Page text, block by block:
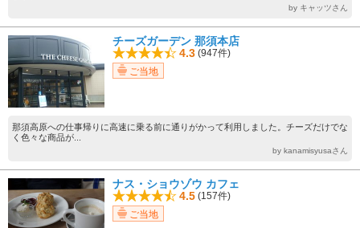
by キャッツさん
チーズガーデン 那須本店
4.3 (947件)
ご当地
那須高原への仕事帰りに高速に乗る前に通りがかって利用しました。チーズだけでな
く色々な商品が...
by kanamisyusaさん
ナス・ショウゾウ カフェ
4.5 (157件)
ご当地